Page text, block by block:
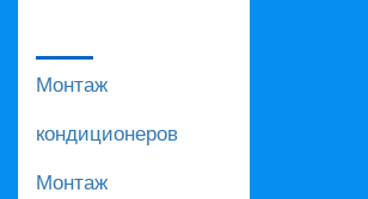
Монтаж
кондиционеров
Монтаж